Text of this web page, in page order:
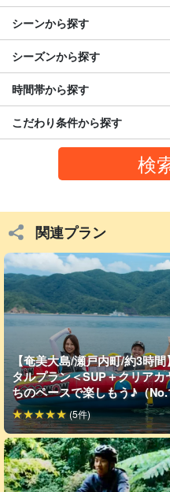
Eバイクとは、「
た目もスタイリッシュな上に
登っていきます。
スタイリッシュな見た目も魅
《 レンタル可
シーンから探す
シーズンから探す
時間帯から探す
こだわり条件から探す
関連プラン
【奄美大島/瀬戸内町/約3時
タルプラン＜SUP＋クリア
ちのペースで楽しもう♪（
(5件)